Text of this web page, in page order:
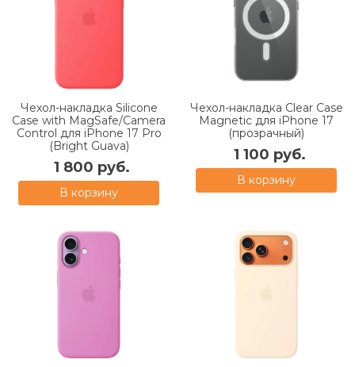
Чехол-накладка Silicone
Case with MagSafe/Camera
Control для iPhone 17 Pro
(Bright Guava)
1 800 руб.
В корзину
Чехол-накладка Clear Case
Magnetic для iPhone 17
(прозрачный)
1 100 руб.
В корзину